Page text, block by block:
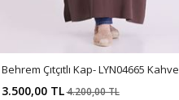
Behrem Çıtçıtlı Kap- LYN04665 Kahve
3.500,00 TL4.200,00 TL